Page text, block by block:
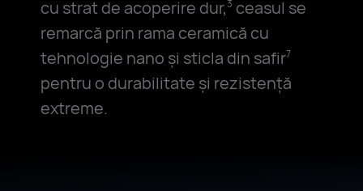
cu strat de acoperire dur,3 ceasul se
remarcă prin rama ceramică cu
tehnologie nano și sticla din safir7
pentru o durabilitate și rezistență
extreme.